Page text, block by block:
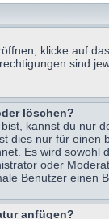
klicke auf
sind
löschen?
kannst du nur
dies nur für
Es wird
oder
Benutzer einen
anfügen?